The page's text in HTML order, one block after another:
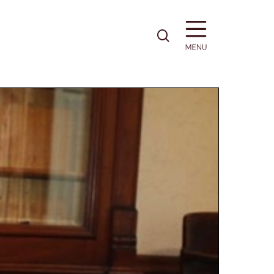
pesquisa